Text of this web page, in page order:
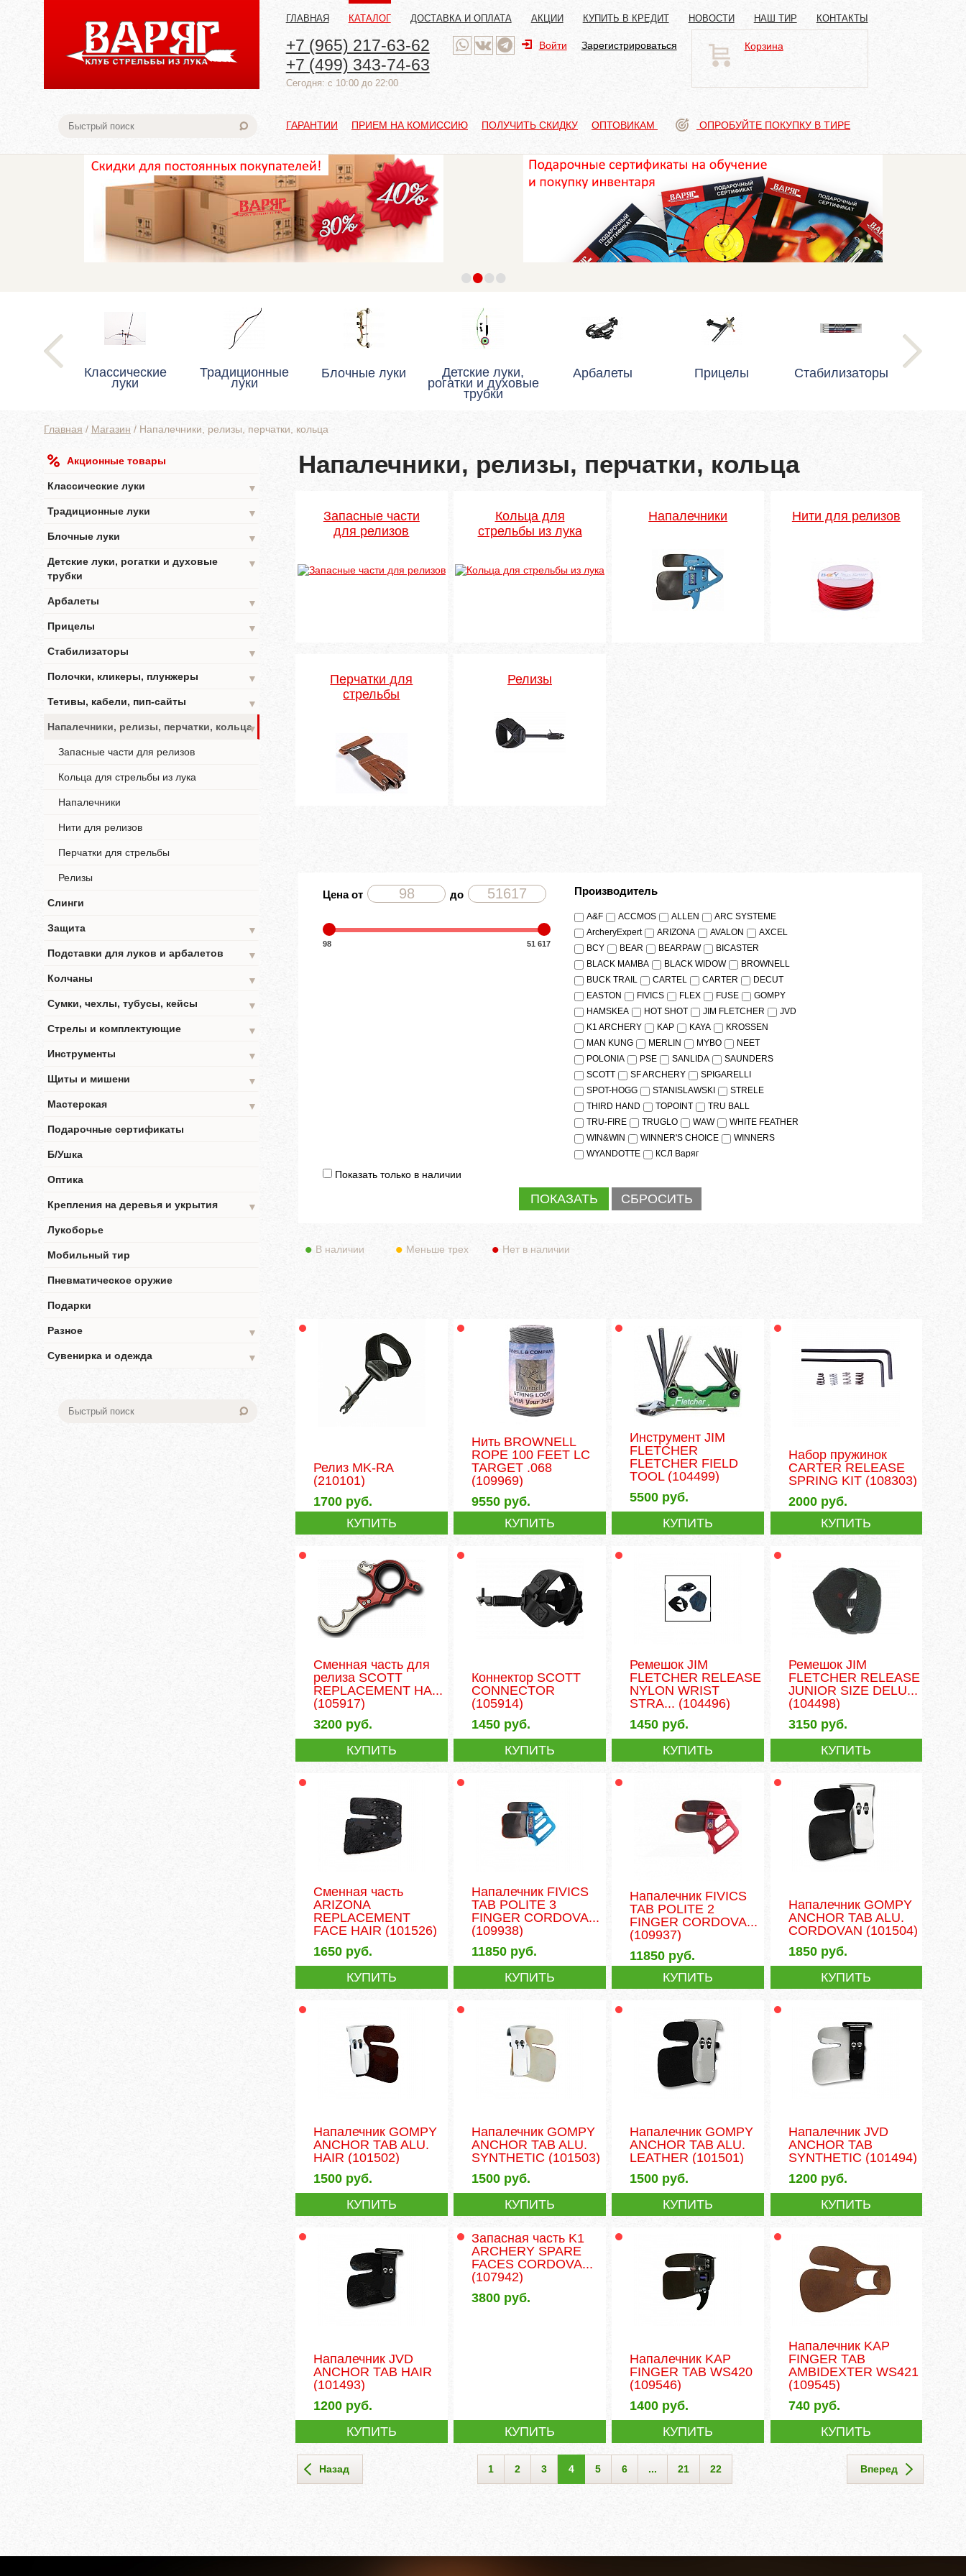
ГЛАВНАЯ КАТАЛОГ ДОСТАВКА И ОПЛАТА АКЦИИ КУПИТЬ В КРЕДИТ НОВОСТИ НАШ ТИР КОНТАКТЫ
+7 (965) 217-63-62
+7 (499) 343-74-63
Cегодня: с 10:00 до 22:00
Войти Зарегистрироваться Корзина
ГАРАНТИИ ПРИЕМ НА КОМИССИЮ ПОЛУЧИТЬ СКИДКУ ОПТОВИКАМ ОПРОБУЙТЕ ПОКУПКУ В ТИРЕ
••••
Классические
луки
Традиционные
луки
Блочные луки Детские луки,
рогатки и духовые
трубки
Арбалеты Прицелы Стабилизаторы
Главная / Магазин / Напалечники, релизы, перчатки, кольца
Акционные товары
Классические луки
▼
Традиционные луки
▼
Блочные луки
▼
Детские луки, рогатки и духовые
трубки
▼
Арбалеты
▼
Прицелы
▼
Стабилизаторы
▼
Полочки, кликеры, плунжеры
▼
Тетивы, кабели, пип-сайты
▼
Напалечники, релизы, перчатки, кольца▼
Запасные части для релизов
Кольца для стрельбы из лука
Напалечники
Нити для релизов
Перчатки для стрельбы
Релизы
Слинги
Защита
▼
Подставки для луков и арбалетов
▼
Колчаны
▼
Сумки, чехлы, тубусы, кейсы
▼
Стрелы и комплектующие
▼
Инструменты
▼
Щиты и мишени
▼
Мастерская
▼
Подарочные сертификаты
Б/Ушка
Оптика
Крепления на деревья и укрытия
▼
Лукоборье
Мобильный тир
Пневматическое оружие
Подарки
Разное
▼
Сувенирка и одежда
▼
Напалечники, релизы, перчатки, кольца
Запасные части
для релизов
Кольца для
стрельбы из лука
Напалечники Нити для релизов
Перчатки для
стрельбы
Релизы
Цена от до
98 51 617
Производитель
A&F ACCMOS ALLEN
ARC SYSTEME
ArcheryExpert
ARIZONA AVALON
AXCEL
BCY
BEAR BEARPAW
BICASTER
BLACK MAMBA
BLACK WIDOW
BROWNELL
BUCK TRAIL
CARTEL CARTER
DECUT
EASTON
FIVICS FLEX FUSE
GOMPY
HAMSKEA
HOT SHOT JIM FLETCHER
JVD
K1 ARCHERY
KAP KAYA
KROSSEN
MAN KUNG
MERLIN MYBO
NEET
POLONIA
PSE SANLIDA
SAUNDERS
SCOTT
SF ARCHERY
SPIGARELLI
SPOT-HOGG
STANISLAWSKI
STRELE
THIRD HAND
TOPOINT
TRU BALL
TRU-FIRE
TRUGLO WAW
WHITE FEATHER
WIN&WIN
WINNER'S CHOICE
WINNERS
WYANDOTTE
КСЛ Варяг
Показать только в наличии
В наличии Меньше трех Нет в наличии
Релиз MK-RA
(210101)
1700 руб.
КУПИТЬ
Нить BROWNELL
ROPE 100 FEET LC
TARGET .068
(109969)
9550 руб.
КУПИТЬ
Инструмент JIM
FLETCHER
FLETCHER FIELD
TOOL(104499)
5500 руб.
КУПИТЬ
Набор пружинок
CARTER RELEASE
SPRING KIT(108303)
2000руб.
КУПИТЬ
Сменная часть для
релиза SCOTT
REPLACEMENT HA...
(105917)
3200 руб.
КУПИТЬ
Коннектор SCOTT
CONNECTOR
(105914)
1450 руб.
КУПИТЬ
Ремешок JIM
FLETCHER RELEASE
NYLON WRIST
STRA... (104496)
1450 руб.
КУПИТЬ
Ремешок JIM
FLETCHER RELEASE
JUNIOR SIZE DELU...
(104498)
3150руб.
КУПИТЬ
Сменная часть
ARIZONA
REPLACEMENT
FACE HAIR (101526)
1650 руб.
КУПИТЬ
Напалечник FIVICS
TAB POLITE 3
FINGER CORDOVA...
(109938)
11850 руб.
КУПИТЬ
Напалечник FIVICS
TAB POLITE 2
FINGER CORDOVA...
(109937)
11850 руб.
КУПИТЬ
Напалечник GOMPY
ANCHOR TAB ALU.
CORDOVAN (101504)
1850руб.
КУПИТЬ
Напалечник GOMPY
ANCHOR TAB ALU.
HAIR (101502)
1500 руб.
КУПИТЬ
Напалечник GOMPY
ANCHOR TAB ALU.
SYNTHETIC (101503)
1500 руб.
КУПИТЬ
Напалечник GOMPY
ANCHOR TAB ALU.
LEATHER (101501)
1500 руб.
КУПИТЬ
Напалечник JVD
ANCHOR TAB
SYNTHETIC (101494)
1200руб.
КУПИТЬ
Напалечник JVD
ANCHOR TAB HAIR
(101493)
1200 руб.
КУПИТЬ
Запасная часть K1
ARCHERY SPARE
FACES CORDOVA...
(107942)
3800 руб.
КУПИТЬ
Напалечник KAP
FINGER TAB WS420
(109546)
1400 руб.
КУПИТЬ
Напалечник KAP
FINGER TAB
AMBIDEXTER WS421
(109545)
740руб.
КУПИТЬ
Назад 1 2 3 4 5 6 ... 21 22 Вперед